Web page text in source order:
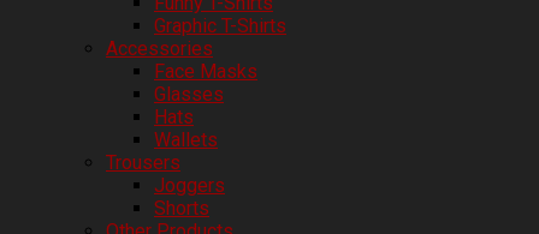
Graphic T-Shirts
Accessories
Face Masks
Glasses
Hats
Wallets
Trousers
Joggers
Shorts